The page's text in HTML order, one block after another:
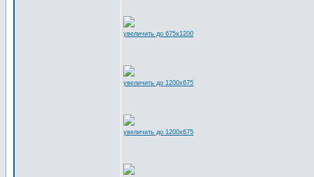
увеличить до 675x1200
увеличить до 1200x675
увеличить до 1200x675